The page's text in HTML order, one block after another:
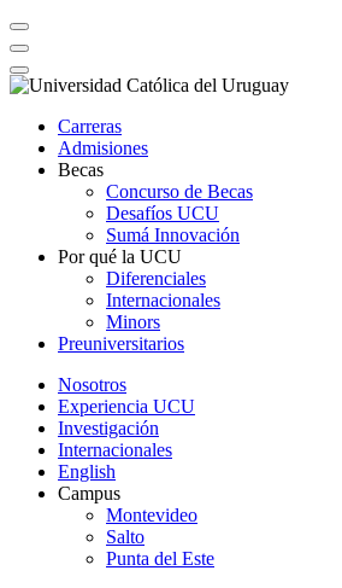
Carreras
Admisiones
Becas
Concurso de Becas
Desafíos UCU
Sumá Innovación
Por qué la UCU
Diferenciales
Internacionales
Minors
Preuniversitarios
Nosotros
Experiencia UCU
Investigación
Internacionales
English
Campus
Montevideo
Salto
Punta del Este